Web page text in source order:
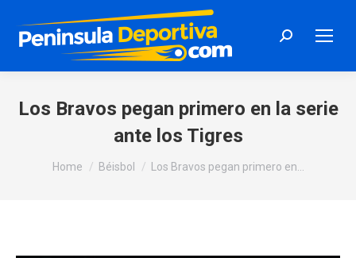
Search:
Los Bravos pegan primero en la serie
ante los Tigres
You are here:
Home Béisbol Los Bravos pegan primero en…